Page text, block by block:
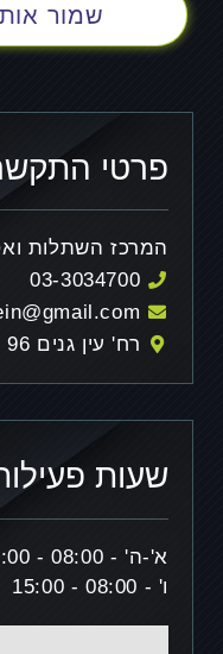
שמור
פרטי
המרכז השתלות
03-3034700
רח' עין גנים 96 פתח תקווה
שעות
א'-ה' - 08:00 - 20:00
ו' - 08:00 - 15:00